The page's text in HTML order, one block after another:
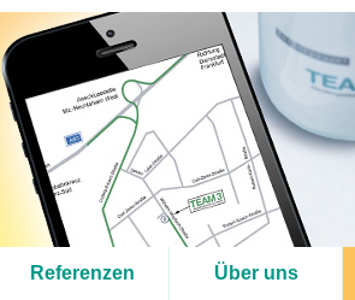
Referenzen Über uns